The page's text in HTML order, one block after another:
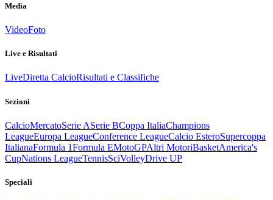
Media
VideoFoto
Live e Risultati
LiveDiretta CalcioRisultati e Classifiche
Sezioni
CalcioMercatoSerie ASerie BCoppa ItaliaChampions
LeagueEuropa LeagueConference LeagueCalcio EsteroSupercoppa
ItalianaFormula 1Formula EMotoGPAltri MotoriBasketAmerica's
CupNations LeagueTennisSciVolleyDrive UP
Speciali